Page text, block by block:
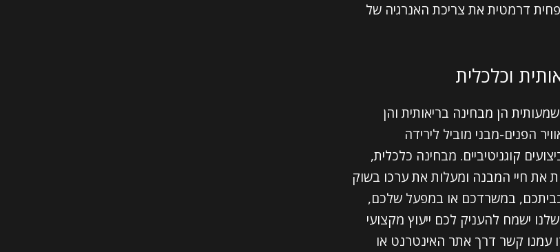
דרמטית את צריכת האנרגיה של
וכלכלית
הן מבחינה בריאותית והן
הפנים-מבני מוביל לירידה
קוגניטיביים. מבחינה כלכלית,
את חיי המבנה ומעלות את ערכו בשוק
בביתכם, במשרדכם או במפעל שלכם,
שלנו ישמח להעניק לכם ייעוץ מקצועי
עמנו קשר דרך אתר האינטרנט או